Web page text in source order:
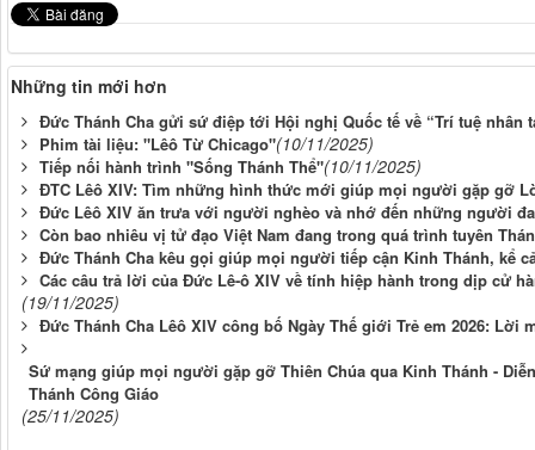
Những tin mới hơn
Đức Thánh Cha gửi sứ điệp tới Hội nghị Quốc tế về “Trí tuệ nhân
Phim tài liệu: "Lêô Từ Chicago"(10/11/2025)
Tiếp nối hành trình "Sống Thánh Thể"(10/11/2025)
ĐTC Lêô XIV: Tìm những hình thức mới giúp mọi người gặp gỡ
Đức Lêô XIV ăn trưa với người nghèo và nhớ đến những người
Còn bao nhiêu vị tử đạo Việt Nam đang trong quá trình tuyên
Đức Thánh Cha kêu gọi giúp mọi người tiếp cận Kinh Thánh, kể
Các câu trả lời của Đức Lê-ô XIV về tính hiệp hành trong dịp cử
(19/11/2025)
Đức Thánh Cha Lêô XIV công bố Ngày Thế giới Trẻ em 2026:
Sứ mạng giúp mọi người gặp gỡ Thiên Chúa qua Kinh Thánh -
Thánh Công Giáo
(25/11/2025)